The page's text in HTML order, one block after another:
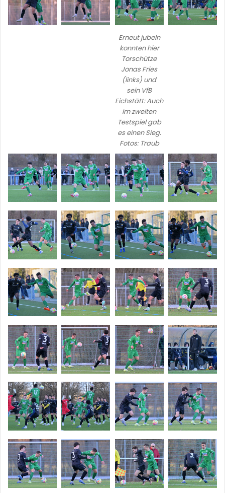
Erneut jubeln
konnten hier
Torschütze
Jonas Fries
(links) und
sein VfB
Eichstätt: Auch
im zweiten
Testspiel gab
es einen Sieg.
Fotos: Traub